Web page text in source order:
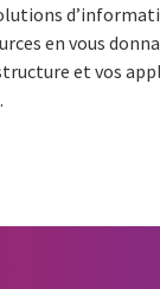
en vous
et vos